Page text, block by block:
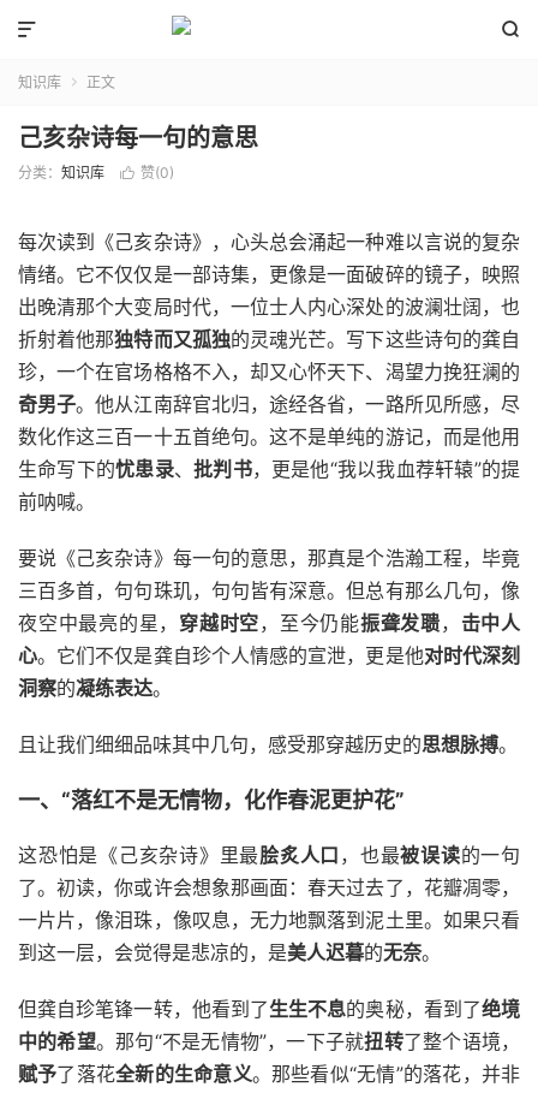


知识库  正文
己亥杂诗每一句的意思
分类： 知识库  赞(0)
每次读到《己亥杂诗》，心头总会涌起一种难以言说的复杂
情绪。它不仅仅是一部诗集，更像是一面破碎的镜子，映照
出晚清那个大变局时代，一位士人内心深处的波澜壮阔，也
折射着他那独特而又孤独的灵魂光芒。写下这些诗句的龚自
珍，一个在官场格格不入，却又心怀天下、渴望力挽狂澜的
奇男子。他从江南辞官北归，途经各省，一路所见所感，尽
数化作这三百一十五首绝句。这不是单纯的游记，而是他用
生命写下的忧患录、批判书，更是他“我以我血荐轩辕”的提
前呐喊。
要说《己亥杂诗》每一句的意思，那真是个浩瀚工程，毕竟
三百多首，句句珠玑，句句皆有深意。但总有那么几句，像
夜空中最亮的星， 穿越时空，至今仍能振聋发聩， 击中人
心。它们不仅是龚自珍个人情感的宣泄，更是他对时代深刻
洞察的凝练表达。
且让我们细细品味其中几句，感受那穿越历史的思想脉搏。
一、“落红不是无情物，化作春泥更护花”
这恐怕是《己亥杂诗》里最脍炙人口 ，也最被误读的一句
了。初读，你或许会想象那画面：春天过去了，花瓣凋零，
一片片，像泪珠，像叹息，无力地飘落到泥土里。如果只看
到这一层，会觉得是悲凉的，是美人迟暮的无奈。
但龚自珍笔锋一转，他看到了生生不息的奥秘，看到了绝境
中的希望。那句“不是无情物”，一下子就扭转了整个语境，
赋予了落花全新的生命意义。那些看似“无情”的落花，并非